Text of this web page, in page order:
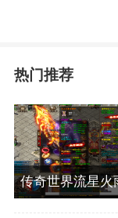
热门推荐